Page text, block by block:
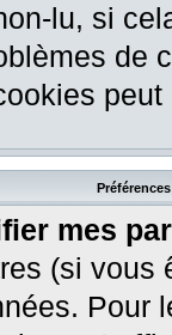
lu, si
de
peut
mes
(si
Pour